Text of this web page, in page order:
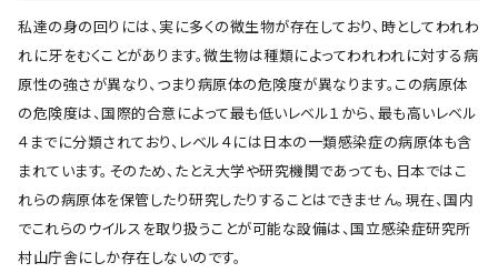
私達の身の回りには、実に多くの微生物が存在しており、時としてわれわ
れに牙をむくことがあります。微生物は種類によってわれわれに対する病
原性の強さが異なり、つまり病原体の危険度が異なります。この病原体
の危険度は、国際的合意によって最も低いレベル１から、最も高いレベル
４までに分類されており、レベル４には日本の一類感染症の病原体も含
まれています。そのため、たとえ大学や研究機関であっても、日本ではこ
れらの病原体を保管したり研究したりすることはできません。現在、国内
でこれらのウイルスを取り扱うことが可能な設備は、国立感染症研究所
村山庁舎にしか存在しないのです。